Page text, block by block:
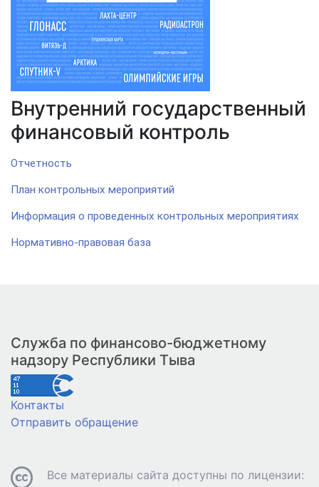
Внутренний государственный
финансовый контроль
Отчетность
План контрольных мероприятий
Информация о проведенных контрольных мероприятиях
Нормативно-правовая база
Служба по финансово-бюджетному
надзору Республики Тыва
Контакты
Отправить обращение
Все материалы сайта доступны по лицензии: